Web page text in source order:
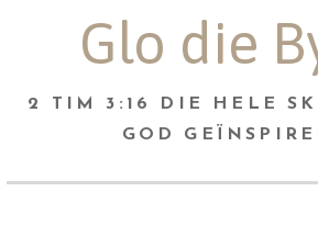
Glo die
2 TIM 3:16 DIE HELE
GOD
na: